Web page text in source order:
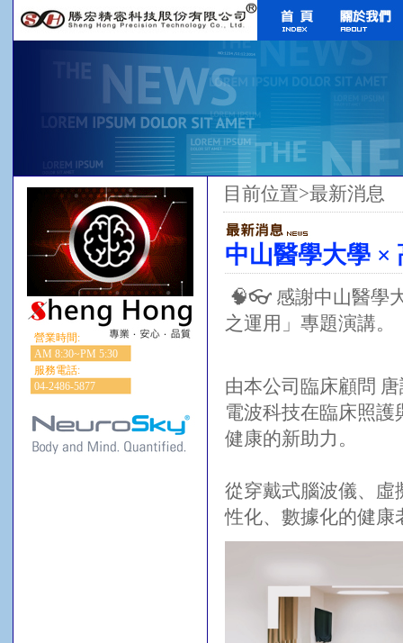
營業時間:
AM 8:30~PM 5:30
服務電話:
04-2486-5877
目前位置>最新消息
中山醫學大學 ×
🧠👓 感謝中山醫學
之運用」專題演講。
由本公司臨床顧問
電波科技在臨床照
健康的新助力。
從穿戴式腦波儀、虛
性化、數據化的健康